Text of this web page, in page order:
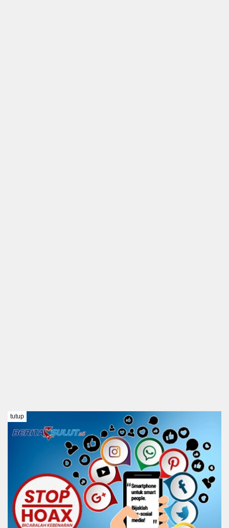
tutup